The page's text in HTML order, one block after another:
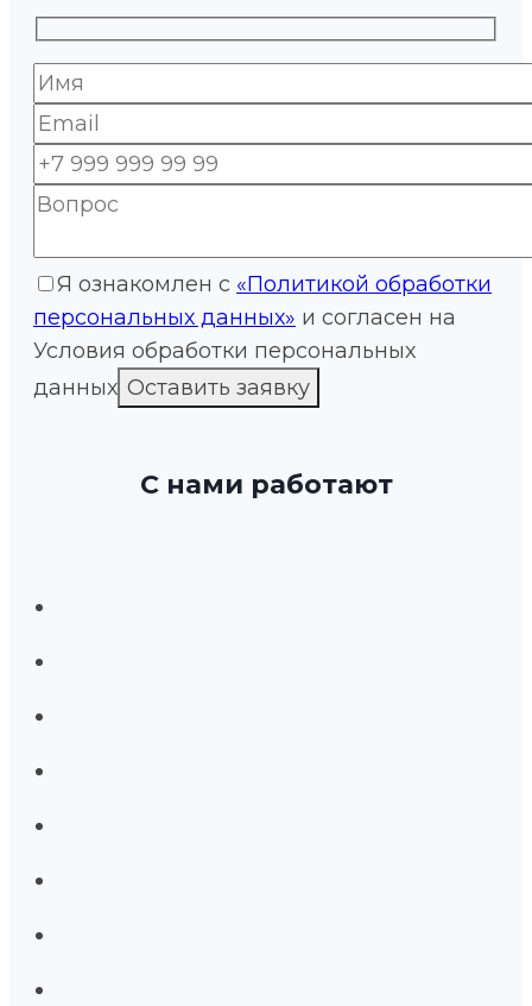
Я ознакомлен с «Политикой обработки
персональных данных» и согласен на
Условия обработки персональных
данных
С нами работают